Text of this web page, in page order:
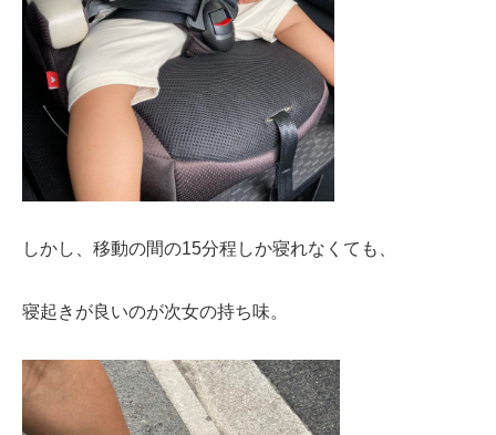
しかし、移動の間の15分程しか寝れなくても、
寝起きが良いのが次女の持ち味。